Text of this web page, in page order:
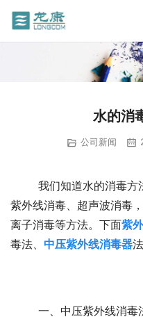
水的消
公司新闻
紫外线消毒、超声波消毒
离子消毒等方法。下面紫
毒法、 中压紫外线消毒器
一、中压紫外线消毒